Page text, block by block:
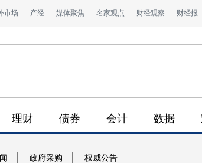
市场 产经 媒体聚焦 名家观点 财经观察 财经报
理财 债券 会计 数据
政府采购 权威公告